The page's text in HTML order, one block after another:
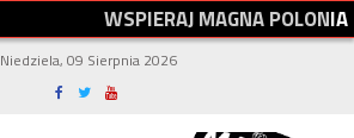
WSPIERAJMAGNAPOLONIA
Niedziela, 09 Sierpnia 2026